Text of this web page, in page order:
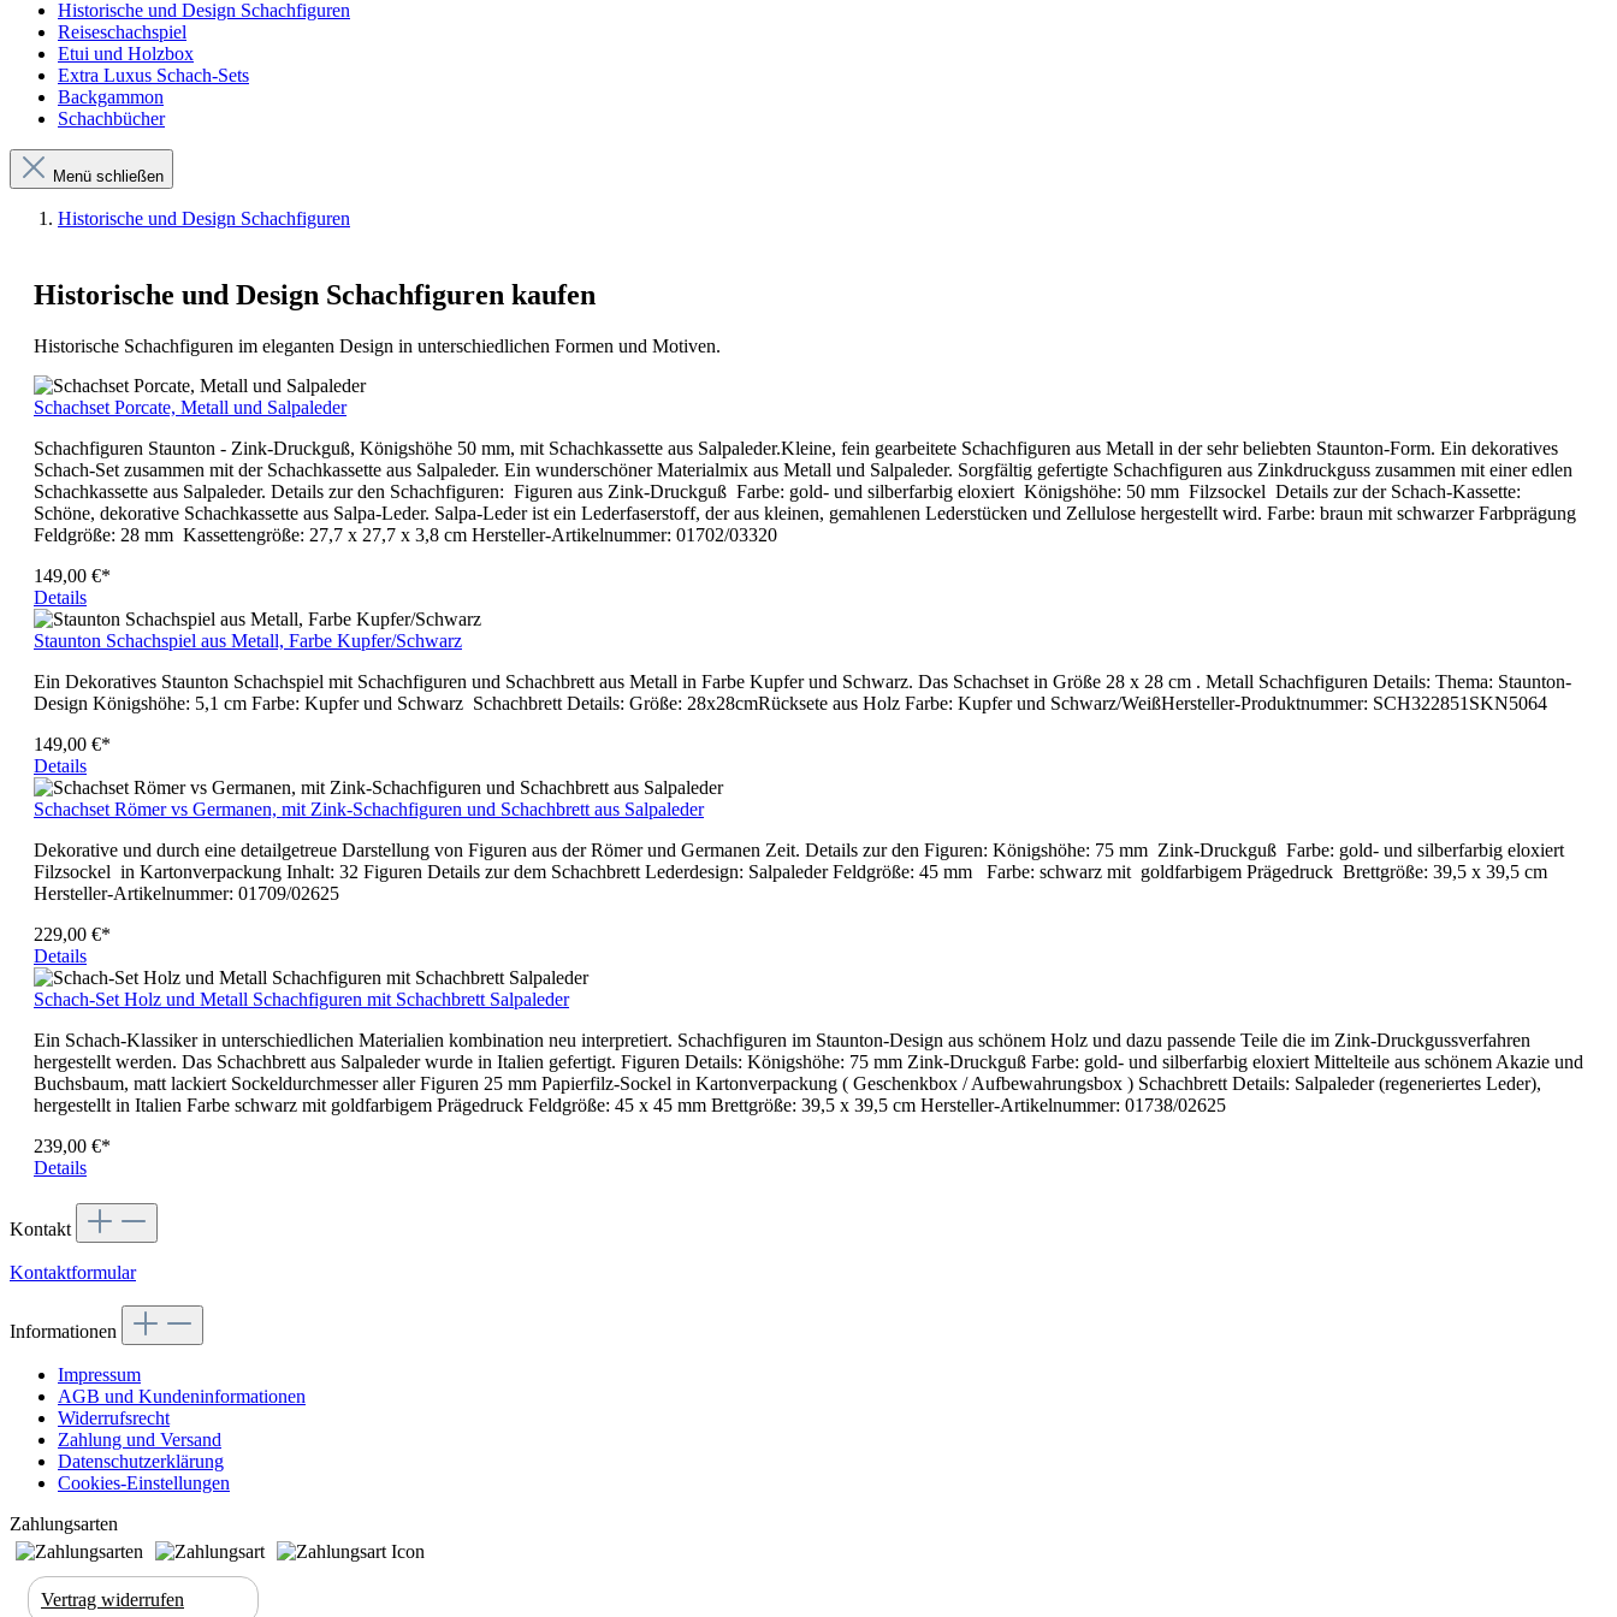
Historische und Design Schachfiguren
Reiseschachspiel
Etui und Holzbox
Extra Luxus Schach-Sets
Backgammon
Schachbücher
Menü schließen
Historische und Design Schachfiguren
Historische und Design Schachfiguren kaufen
Historische Schachfiguren im eleganten Design in unterschiedlichen Formen und Motiven.
Schachset Porcate, Metall und Salpaleder
Schachfiguren Staunton - Zink-Druckguß, Königshöhe 50 mm, mit Schachkassette aus Salpaleder.Kleine, fein gearbeitete Schachfiguren aus Metall in der sehr beliebten Staunton-Form. Ein dekoratives
Schach-Set zusammen mit der Schachkassette aus Salpaleder. Ein wunderschöner Materialmix aus Metall und Salpaleder. Sorgfältig gefertigte Schachfiguren aus Zinkdruckguss zusammen mit einer edlen
Schachkassette aus Salpaleder. Details zur den Schachfiguren: Figuren aus Zink-Druckguß Farbe: gold- und silberfarbig eloxiert Königshöhe: 50 mm Filzsockel Details zur der Schach-Kassette:
Schöne, dekorative Schachkassette aus Salpa-Leder. Salpa-Leder ist ein Lederfaserstoff, der aus kleinen, gemahlenen Lederstücken und Zellulose hergestellt wird. Farbe: braun mit schwarzer Farbprägung
Feldgröße: 28 mm Kassettengröße: 27,7 x 27,7 x 3,8 cm Hersteller-Artikelnummer: 01702/03320
149,00 €*
Details
Staunton Schachspiel aus Metall, Farbe Kupfer/Schwarz
Ein Dekoratives Staunton Schachspiel mit Schachfiguren und Schachbrett aus Metall in Farbe Kupfer und Schwarz. Das Schachset in Größe 28 x 28 cm . Metall Schachfiguren Details: Thema: Staunton-
Design Königshöhe: 5,1 cm Farbe: Kupfer und Schwarz Schachbrett Details: Größe: 28x28cmRücksete aus Holz Farbe: Kupfer und Schwarz/WeißHersteller-Produktnummer: SCH322851SKN5064
149,00 €*
Details
Schachset Römer vs Germanen, mit Zink-Schachfiguren und Schachbrett aus Salpaleder
Dekorative und durch eine detailgetreue Darstellung von Figuren aus der Römer und Germanen Zeit. Details zur den Figuren: Königshöhe: 75 mm Zink-Druckguß Farbe: gold- und silberfarbig eloxiert
Filzsockel in Kartonverpackung Inhalt: 32 Figuren Details zur dem Schachbrett Lederdesign: Salpaleder Feldgröße: 45 mm Farbe: schwarz mit goldfarbigem Prägedruck Brettgröße: 39,5 x 39,5 cm
Hersteller-Artikelnummer: 01709/02625
229,00 €*
Details
Schach-Set Holz und Metall Schachfiguren mit Schachbrett Salpaleder
Ein Schach-Klassiker in unterschiedlichen Materialien kombination neu interpretiert. Schachfiguren im Staunton-Design aus schönem Holz und dazu passende Teile die im Zink-Druckgussverfahren
hergestellt werden. Das Schachbrett aus Salpaleder wurde in Italien gefertigt. Figuren Details: Königshöhe: 75 mm Zink-Druckguß Farbe: gold- und silberfarbig eloxiert Mittelteile aus schönem Akazie und
Buchsbaum, matt lackiert Sockeldurchmesser aller Figuren 25 mm Papierfilz-Sockel in Kartonverpackung ( Geschenkbox / Aufbewahrungsbox ) Schachbrett Details: Salpaleder (regeneriertes Leder),
hergestellt in Italien Farbe schwarz mit goldfarbigem Prägedruck Feldgröße: 45 x 45 mm Brettgröße: 39,5 x 39,5 cm Hersteller-Artikelnummer: 01738/02625
239,00 €*
Details
Kontakt
Kontaktformular
Informationen
Impressum
AGB und Kundeninformationen
Widerrufsrecht
Zahlung und Versand
Datenschutzerklärung
Cookies-Einstellungen
Zahlungsarten
Vertrag widerrufen